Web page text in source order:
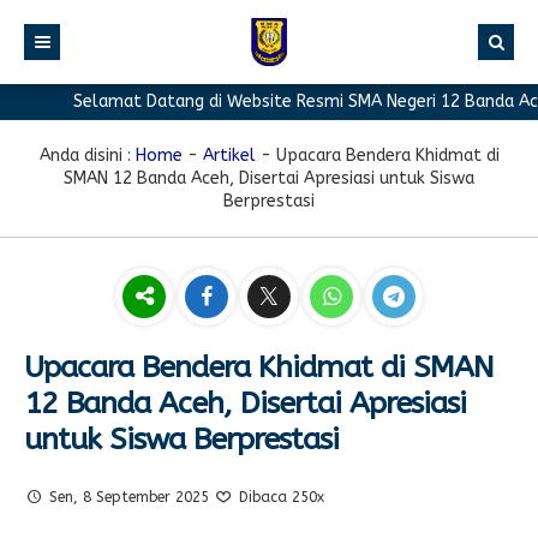
BERANDA
PROFIL
Sambutan Kepala Sekolah
Sejarah Singkat
Struktur Organisasi
Sekolah
Berita Prestasi
Berita Sekolah
Blog Guru
Pengumuman
PROGRAM
Pramuka
PMR
GALERI
FOTO
PPDB
Selamat Datang di Website Resmi SMA Negeri 12 Banda Aceh
Anda disini : Home - Artikel- Upacara Bendera Khidmat di
SMAN 12 Banda Aceh, Disertai Apresiasi untuk Siswa
Berprestasi
Upacara Bendera Khidmat di SMAN
12 Banda Aceh, Disertai Apresiasi
untuk Siswa Berprestasi
Sen, 8 September 2025 Dibaca 250x